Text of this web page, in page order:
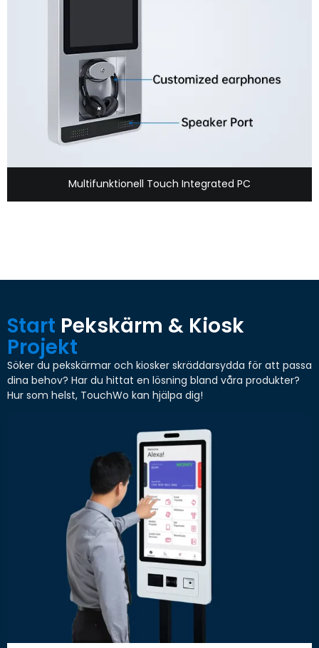
Multifunktionell Touch Integrated PC
Start Pekskärm & Kiosk
Projekt
Söker du pekskärmar och kiosker skräddarsydda för att passa
dina behov? Har du hittat en lösning bland våra produkter?
Hur som helst, TouchWo kan hjälpa dig!